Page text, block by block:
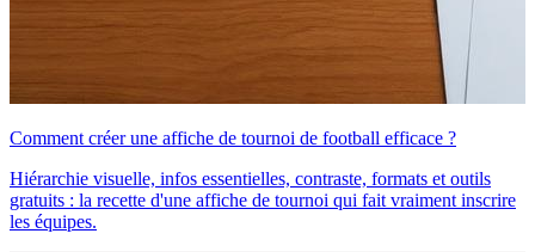
Comment créer une affiche de tournoi de football efficace ?
Hiérarchie visuelle, infos essentielles, contraste, formats et outils
gratuits : la recette d'une affiche de tournoi qui fait vraiment inscrire
les équipes.